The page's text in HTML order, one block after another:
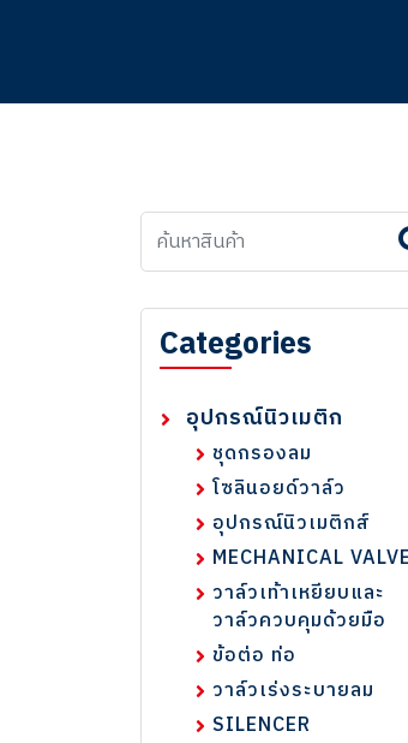
Categories
อุปกรณ์นิวเมติก
ชุดกรองลม
โซลินอยด์วาล์ว
อุปกรณ์นิวเมติกส์
MECHANICAL VALVE
วาล์วเท้าเหยียบและ
วาล์วควบคุมด้วยมือ
ข้อต่อ ท่อ
วาล์วเร่งระบายลม
SILENCER